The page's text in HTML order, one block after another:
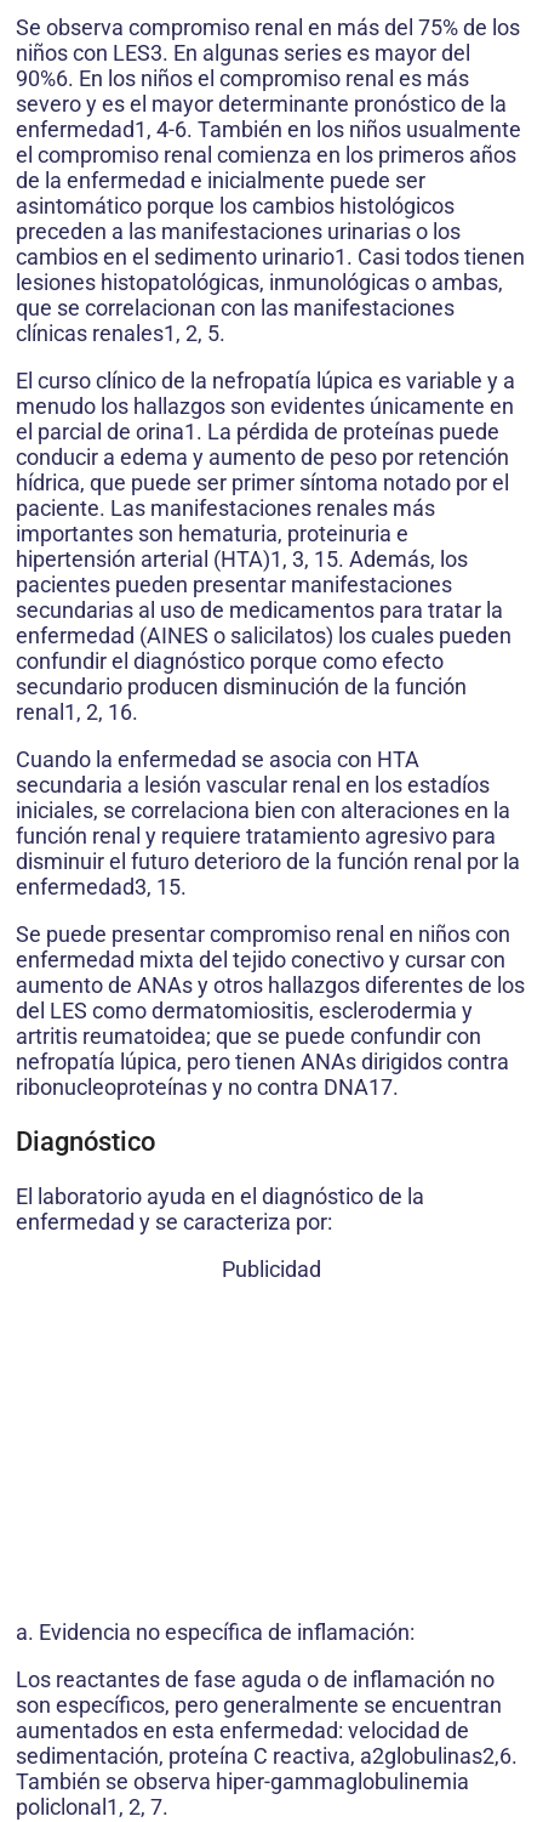
Se observa compromiso renal en más del 75% de los
niños con LES3. En algunas series es mayor del
90%6. En los niños el compromiso renal es más
severo y es el mayor determinante pronóstico de la
enfermedad1, 4-6. También en los niños usualmente
el compromiso renal comienza en los primeros años
de la enfermedad e inicialmente puede ser
asintomático porque los cambios histológicos
preceden a las manifestaciones urinarias o los
cambios en el sedimento urinario1. Casi todos tienen
lesiones histopatológicas, inmunológicas o ambas,
que se correlacionan con las manifestaciones
clínicas renales1, 2, 5.
El curso clínico de la nefropatía lúpica es variable y a
menudo los hallazgos son evidentes únicamente en
el parcial de orina1. La pérdida de proteínas puede
conducir a edema y aumento de peso por retención
hídrica, que puede ser primer síntoma notado por el
paciente. Las manifestaciones renales más
importantes son hematuria, proteinuria e
hipertensión arterial (HTA)1, 3, 15. Además, los
pacientes pueden presentar manifestaciones
secundarias al uso de medicamentos para tratar la
enfermedad (AINES o salicilatos) los cuales pueden
confundir el diagnóstico porque como efecto
secundario producen disminución de la función
renal1, 2, 16.
Cuando la enfermedad se asocia con HTA
secundaria a lesión vascular renal en los estadíos
iniciales, se correlaciona bien con alteraciones en la
función renal y requiere tratamiento agresivo para
disminuir el futuro deterioro de la función renal por la
enfermedad3, 15.
Se puede presentar compromiso renal en niños con
enfermedad mixta del tejido conectivo y cursar con
aumento de ANAs y otros hallazgos diferentes de los
del LES como dermatomiositis, esclerodermia y
artritis reumatoidea; que se puede confundir con
nefropatía lúpica, pero tienen ANAs dirigidos contra
ribonucleoproteínas y no contra DNA17.
Diagnóstico
El laboratorio ayuda en el diagnóstico de la
enfermedad y se caracteriza por:
Publicidad
a. Evidencia no específica de inflamación:
Los reactantes de fase aguda o de inflamación no
son específicos, pero generalmente se encuentran
aumentados en esta enfermedad: velocidad de
sedimentación, proteína C reactiva, a2globulinas2,6.
También se observa hiper-gammaglobulinemia
policlonal1, 2, 7.